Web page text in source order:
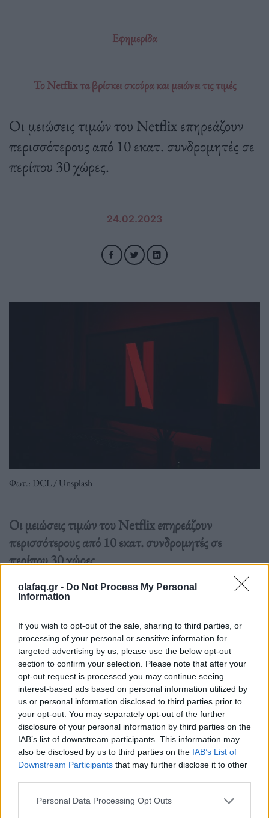
olafaq.gr - Do Not Process My Personal
Information
If you wish to opt-out of the sale, sharing to third parties, or
processing of your personal or sensitive information for
targeted advertising by us, please use the below opt-out
section to confirm your selection. Please note that after your
opt-out request is processed you may continue seeing
interest-based ads based on personal information utilized by
us or personal information disclosed to third parties prior to
your opt-out. You may separately opt-out of the further
disclosure of your personal information by third parties on the
IAB’s list of downstream participants. This information may
also be disclosed by us to third parties on the IAB’s List of
Downstream Participants that may further disclose it to other
Personal Data Processing Opt Outs
Εφημερίδα
Το Netflix τα βρίσκει σκούρα και μειώνει τις τιμές
Οι μειώσεις τιμών του Netflix επηρεάζουν
περισσότερους από 10 εκατ. συνδρομητές σε
περίπου 30 χώρες.
24.02.2023
Φωτ.: DCL / Unsplash
Οι μειώσεις τιμών του Netflix επηρεάζουν
περισσότερους από 10 εκατ. συνδρομητές σε
περίπου 30 χώρες.
Διαβάστε περισσότερα
Δημοσιεύθηκε σε Media TaggedNetflix Netflix series , μειωση
τηλεόραση ,Τιμές
Πολιτισμός